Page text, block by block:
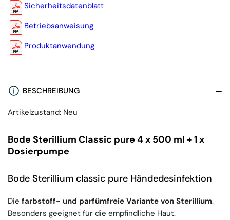
Sicherheitsdatenblatt
Betriebsanweisung
Produktanwendung
BESCHREIBUNG
Artikelzustand: Neu
Bode Sterillium Classic pure 4 x 500 ml + 1 x
Dosierpumpe
Bode Sterillium classic pure Händedesinfektion
Die farbstoff- und parfümfreie Variante von Sterillium.
Besonders geeignet für die empfindliche Haut.